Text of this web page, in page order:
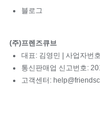
블로그
(주)프렌즈큐브
대표: 김영민 | 사업자번
통신판매업 신고번호:
고객센터: